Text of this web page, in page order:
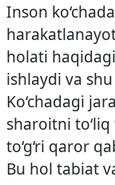
Inson
holati
ishlaydi va
Ko‘chadagi
sharoitni
to‘g‘ri qaror
Bu hol tabiat